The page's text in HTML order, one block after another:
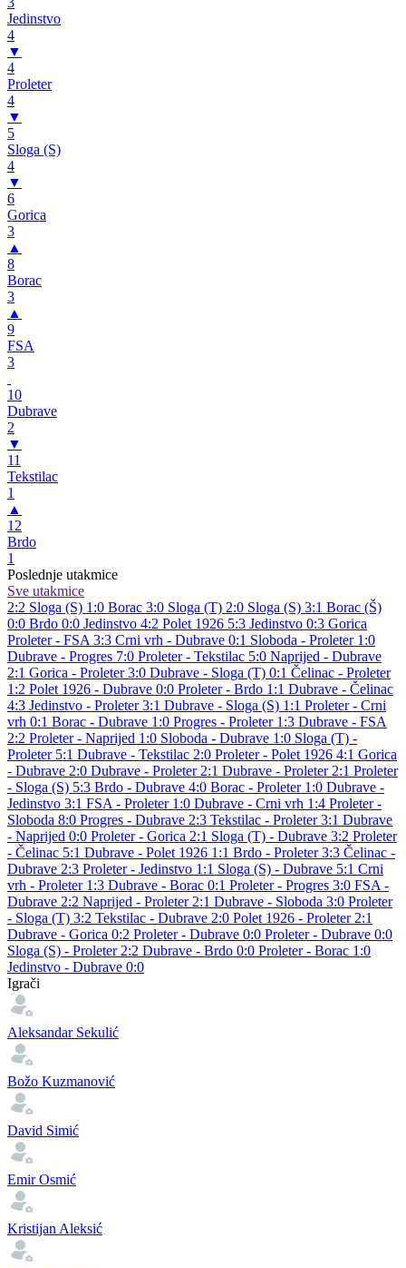
Jedinstvo
4
▼
4
Proleter
4
▼
5
Sloga (S)
4
▼
6
Gorica
3
▲
8
Borac
3
▲
9
FSA
3
10
Dubrave
2
▼
11
Tekstilac
1
▲
12
Brdo
1
Poslednje utakmice
Sve utakmice
2:2 Sloga (S) 1:0 Borac 3:0 Sloga (T) 2:0 Sloga (S) 3:1 Borac (Š)
0:0 Brdo 0:0 Jedinstvo 4:2 Polet 1926 5:3 Jedinstvo 0:3 Gorica
Proleter - FSA 3:3 Crni vrh - Dubrave 0:1 Sloboda - Proleter 1:0
Dubrave - Progres 7:0 Proleter - Tekstilac 5:0 Naprijed - Dubrave
2:1 Gorica - Proleter 3:0 Dubrave - Sloga (T) 0:1 Čelinac - Proleter
1:2 Polet 1926 - Dubrave 0:0 Proleter - Brdo 1:1 Dubrave - Čelinac
4:3 Jedinstvo - Proleter 3:1 Dubrave - Sloga (S) 1:1 Proleter - Crni
vrh 0:1 Borac - Dubrave 1:0 Progres - Proleter 1:3 Dubrave - FSA
2:2 Proleter - Naprijed 1:0 Sloboda - Dubrave 1:0 Sloga (T) -
Proleter 5:1 Dubrave - Tekstilac 2:0 Proleter - Polet 1926 4:1 Gorica
- Dubrave 2:0 Dubrave - Proleter 2:1 Dubrave - Proleter 2:1 Proleter
- Sloga (S) 5:3 Brdo - Dubrave 4:0 Borac - Proleter 1:0 Dubrave -
Jedinstvo 3:1 FSA - Proleter 1:0 Dubrave - Crni vrh 1:4 Proleter -
Sloboda 8:0 Progres - Dubrave 2:3 Tekstilac - Proleter 3:1 Dubrave
- Naprijed 0:0 Proleter - Gorica 2:1 Sloga (T) - Dubrave 3:2 Proleter
- Čelinac 5:1 Dubrave - Polet 1926 1:1 Brdo - Proleter 3:3 Čelinac -
Dubrave 2:3 Proleter - Jedinstvo 1:1 Sloga (S) - Dubrave 5:1 Crni
vrh - Proleter 1:3 Dubrave - Borac 0:1 Proleter - Progres 3:0 FSA -
Dubrave 2:2 Naprijed - Proleter 2:1 Dubrave - Sloboda 3:0 Proleter
- Sloga (T) 3:2 Tekstilac - Dubrave 2:0 Polet 1926 - Proleter 2:1
Dubrave - Gorica 0:2 Proleter - Dubrave 0:0 Proleter - Dubrave 0:0
Sloga (S) - Proleter 2:2 Dubrave - Brdo 0:0 Proleter - Borac 1:0
Jedinstvo - Dubrave 0:0
Igrači
Aleksandar Sekulić
Božo Kuzmanović
David Simić
Emir Osmić
Kristijan Aleksić